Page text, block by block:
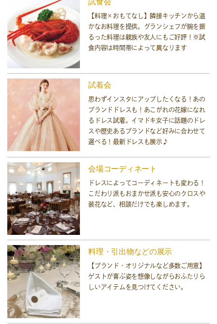
試食会
【料理×おもてなし】隣接キッチンから温
かなお料理を提供。グランシェフが腕を振
るった料理は親族や友人にもご好評！※試
食内容は時間帯によって異なります
試着会
思わずインスタにアップしたくなる！あの
ブランドドレスも！あこがれの花嫁になれ
るドレス試着。イマドキ女子に話題のドレ
スや歴史あるブランドなど好みに合わせて
選べる！最新ドレスも展示♪
会場コーディネート
ドレスによってコーディネートも変わる！
こだわり派もおまかせ派も安心のクロスや
装花など、相談だけでも楽しめます。
料理・引出物などの展示
【ブランド・オリジナルなど多数ご用意】
ゲストが喜ぶ姿を想像しながらおふたりら
しいアイテムを見つけてください。